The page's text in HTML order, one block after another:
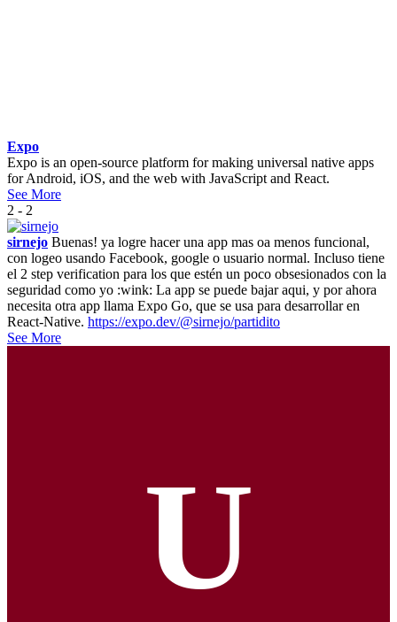
Expo
Expo is an open-source platform for making universal native apps
for Android, iOS, and the web with JavaScript and React.
See More
2 - 2
sirnejo Buenas! ya logre hacer una app mas oa menos funcional,
con logeo usando Facebook, google o usuario normal. Incluso tiene
el 2 step verification para los que estén un poco obsesionados con la
seguridad como yo :wink: La app se puede bajar aqui, y por ahora
necesita otra app llama Expo Go, que se usa para desarrollar en
React-Native. https://expo.dev/@sirnejo/partidito
See More
U